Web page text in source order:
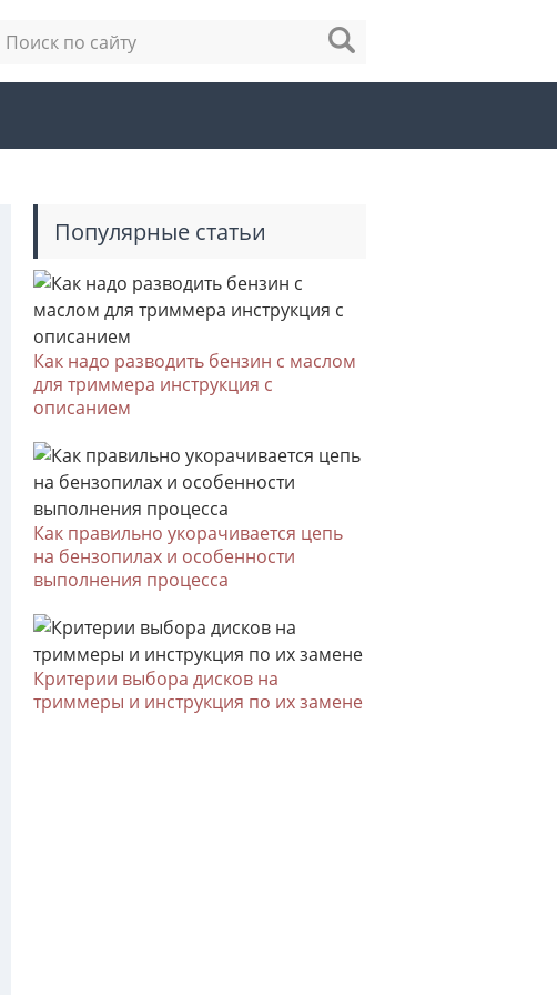
Популярные статьи
Как надо разводить бензин с маслом
для триммера инструкция с
описанием
Как правильно укорачивается цепь
на бензопилах и особенности
выполнения процесса
Критерии выбора дисков на
триммеры и инструкция по их замене